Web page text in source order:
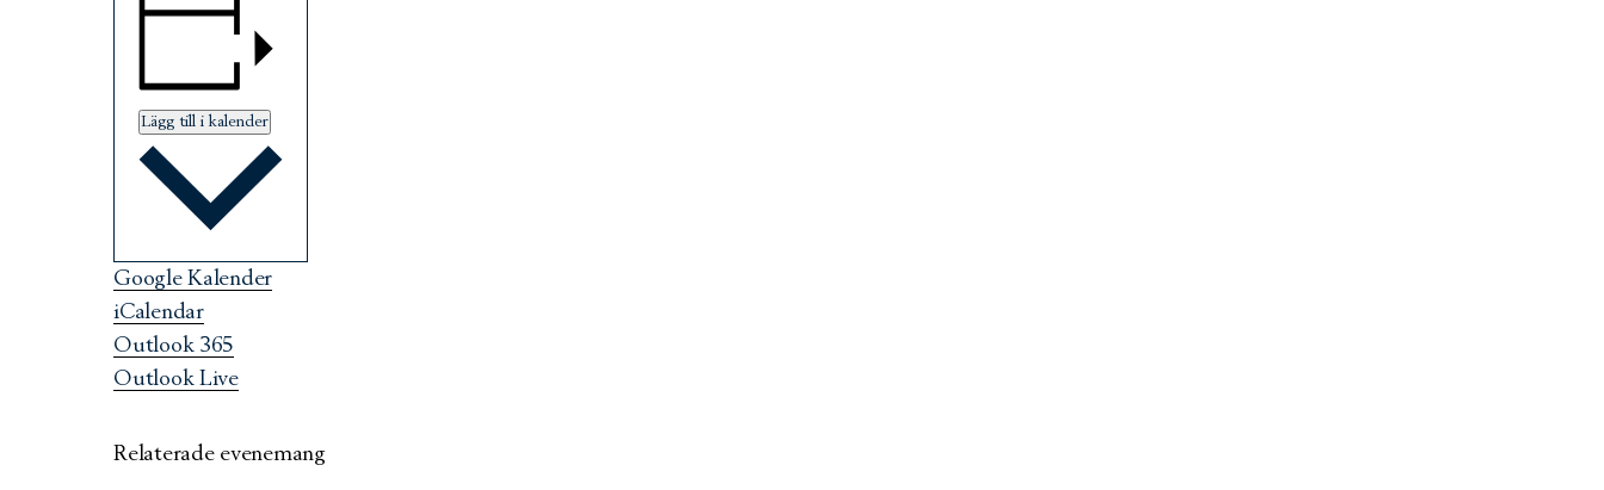
Lägg till i kalender
Google Kalender
iCalendar
Outlook 365
Outlook Live
Relaterade evenemang